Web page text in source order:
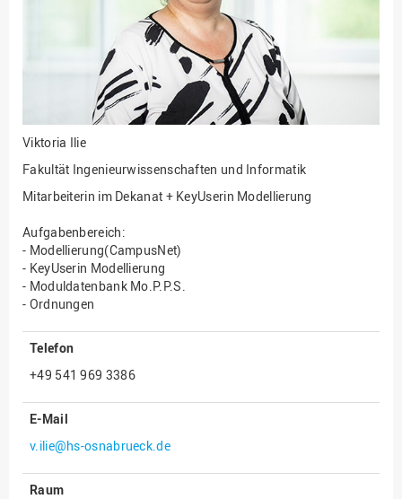
Fakultät Wirtschafts- und
Sozialwissenschaften
Forschung, Kooperation,
Drittmittel
Gebäude und Technik
Gesellschaftliches
Gleichstellungsbüro
Hochschulleitung
Hochschulplanung/-
strategie
Innenrevision
Institut für Musik
IT Service Center
Marketing
LearningCenter
Viktoria Ilie
Fakultät Ingenieurwissenschaften und Informatik
Mitarbeiterin im Dekanat + KeyUserin Modellierung
Aufgabenbereich:
- Modellierung(CampusNet)
- KeyUserin Modellierung
- Moduldatenbank Mo.P.P.S.
- Ordnungen
Telefon
+49 541 969 3386
E-Mail
v.ilie@hs-osnabrueck.de
Raum